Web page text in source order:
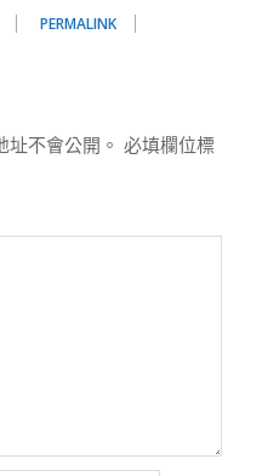
PERMALINK
不會公開。 必填欄位標